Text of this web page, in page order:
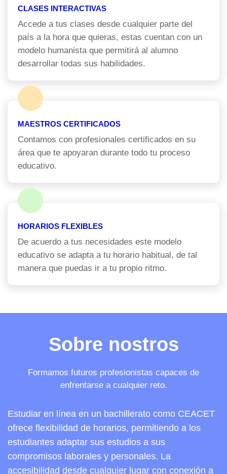
CLASES INTERACTIVAS
Accede a tus clases desde cualquier parte del
país a la hora que quieras, estas cuentan con un
modelo humanista que permitirá al alumno
desarrollar todas sus habilidades.
MAESTROS CERTIFICADOS
Contamos con profesionales certificados en su
área que te apoyaran durante todo tu proceso
educativo.
HORARIOS FLEXIBLES
De acuerdo a tus necesidades este modelo
educativo se adapta a tu horario habitual, de tal
manera que puedas ir a tu propio ritmo.
Sobre nostros
Formamos futuros profesionistas capaces de
enfrentarse a cualquier reto.
Estudiar en línea en un bachillerato como CEACET
ofrece flexibilidad de horarios, permitiendo a los
estudiantes adaptar sus estudios a sus
compromisos laborales y personales. La
accesibilidad desde cualquier lugar con conexión a